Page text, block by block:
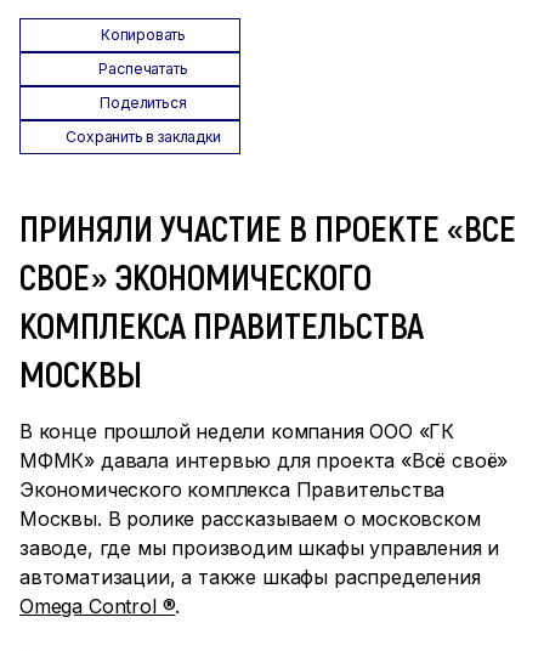
Копировать
Распечатать
Поделиться
Сохранить в закладки
ПРИНЯЛИ УЧАСТИЕ В ПРОЕКТЕ «ВСЕ
СВОЕ» ЭКОНОМИЧЕСКОГО
КОМПЛЕКСА ПРАВИТЕЛЬСТВА
МОСКВЫ
В конце прошлой недели компания ООО «ГК
МФМК» давала интервью для проекта «Всё своё»
Экономического комплекса Правительства
Москвы. В ролике рассказываем о московском
заводе, где мы производим шкафы управления и
автоматизации, а также шкафы распределения
Omega Control ®.